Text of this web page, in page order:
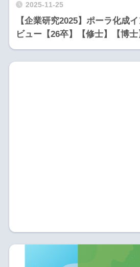
2025-11-25
【企業研究2025】ポーラ化成
ビュー【26卒】【修士】【博士